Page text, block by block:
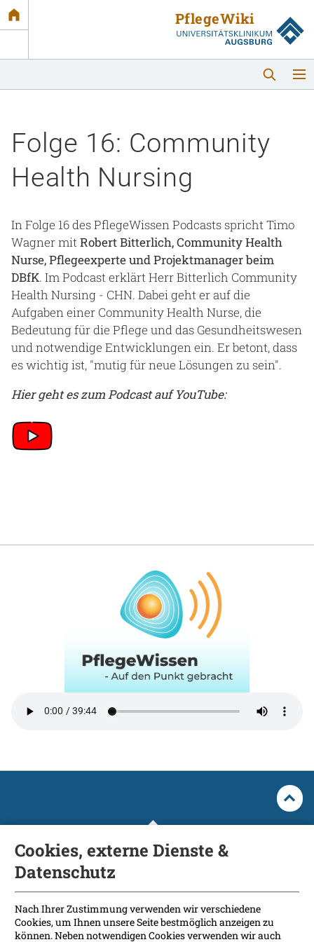
Link
Startseite
Startseite
Themen
Podcast
Blog
Praktikafinder
Autor:in werden
Über uns
Folge 16: Community
Health Nursing
In Folge 16 des PflegeWissen Podcasts spricht Timo
Wagner mitRobert Bitterlich, Community Health
Nurse, Pflegeexperte und Projektmanager beim
DBfK. Im Podcast erklärt Herr Bitterlich Community
Health Nursing - CHN. Dabei geht er auf die
Aufgaben einer Community Health Nurse, die
Bedeutung für die Pflege und das Gesundheitswesen
und notwendige Entwicklungen ein. Er betont, dass
es wichtig ist, "mutig für neue Lösungen zu sein".
Hier geht es zum Podcast auf YouTube:
Fakultät
International Patients
Kontakt
Cookies, externe Dienste &
Datenschutz
Nach Ihrer Zustimmung verwenden wir verschiedene
Cookies, um Ihnen unsere Seite bestmöglich anzeigen zu
können. Neben notwendigen Cookies verwenden wir auch